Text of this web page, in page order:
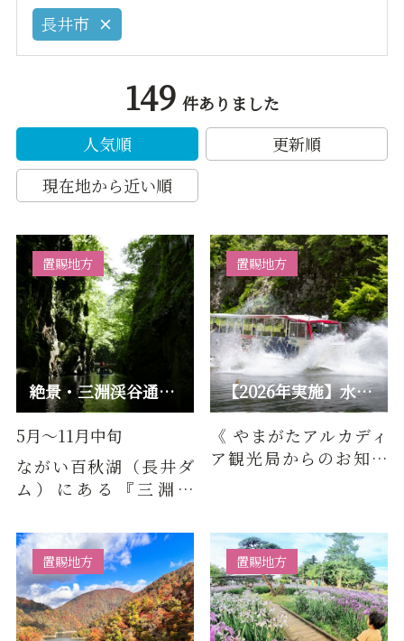
長井市
149 件ありました
人気順
更新順
現在地から近い順
絶景・三淵渓谷通り抜け参拝
置賜地方
5月～11月中旬
ながい百秋湖（長井ダ
ム）にある『三淵渓
ることができない神秘
的な空間を…
【2026年実施】水陸両用バス in ながい百秋湖
置賜地方
《 やまがたアルカディ
ア観光局からのお知ら
置賜地方 置賜地方